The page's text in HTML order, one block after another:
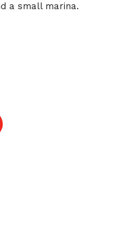
a small marina.